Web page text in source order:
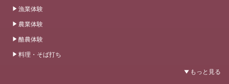
漁業体験
農業体験
酪農体験
料理・そば打ち